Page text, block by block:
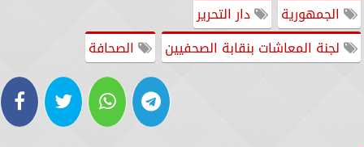
الجمهورية
دار التحرير
لجنة المعاشات بنقابة الصحفيين
الصحافة